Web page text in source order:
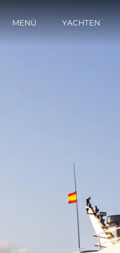
MENÜ YACHTEN